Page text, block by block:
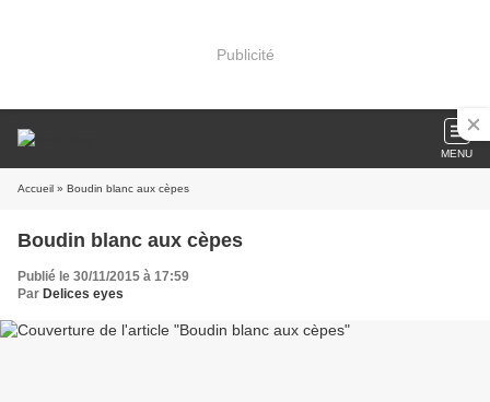
Publicité
MENU
Accueil » Boudin blanc aux cèpes
Boudin blanc aux cèpes
Publié le 30/11/2015 à 17:59
Par Delices eyes